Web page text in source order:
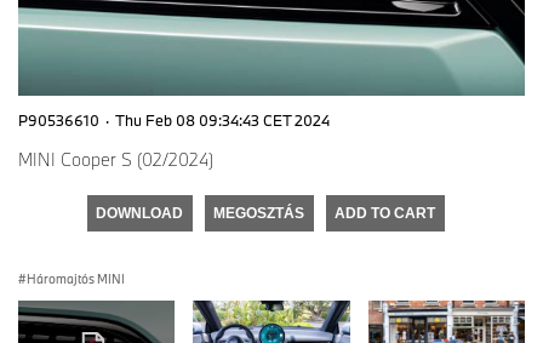
P90536610 · Thu Feb 08 09:34:43 CET 2024
MINI Cooper S (02/2024)
DOWNLOAD MEGOSZTÁS ADD TO CART
Háromajtós MINI